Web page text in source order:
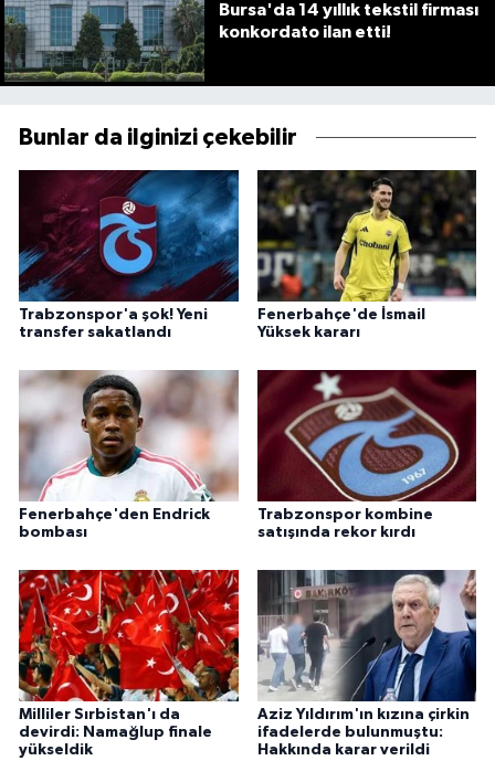
Bursa'da 14 yıllık tekstil firması
konkordato ilan etti!
Bunlar da ilginizi çekebilir
Trabzonspor'a şok! Yeni
transfer sakatlandı
Fenerbahçe'de İsmail
Yüksek kararı
Fenerbahçe'den Endrick
bombası
Trabzonspor kombine
satışında rekor kırdı
Milliler Sırbistan'ı da
devirdi: Namağlup finale
yükseldik
Aziz Yıldırım'ın kızına çirkin
ifadelerde bulunmuştu:
Hakkında karar verildi